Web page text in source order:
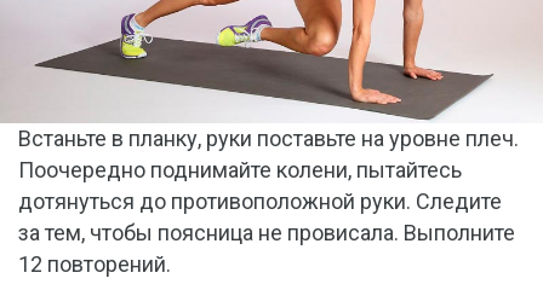
Встаньте в планку, руки поставьте на уровне плеч.
Поочередно поднимайте колени, пытайтесь
дотянуться до противоположной руки. Следите
за тем, чтобы поясница не провисала. Выполните
12 повторений.